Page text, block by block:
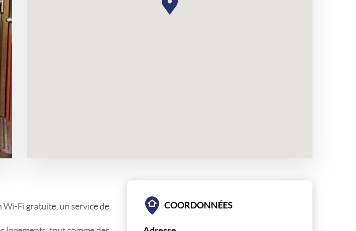
Wi-Fi gratuite, un service de
COORDONNÉES